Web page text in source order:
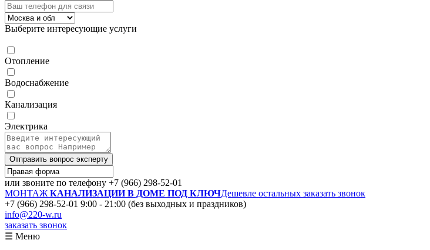
Выберите интересующие услуги
Отопление
Водоснабжение
Канализация
Электрика
Отправить вопрос эксперту
или звоните по телефону +7 (966) 298-52-01
МОНТАЖ КАНАЛИЗАЦИИ В ДОМЕ ПОД КЛЮЧДешевле остальных заказать звонок
+7 (966) 298-52-01 9:00 - 21:00 (без выходных и праздников)
info@220-w.ru
заказать звонок
☰ Меню